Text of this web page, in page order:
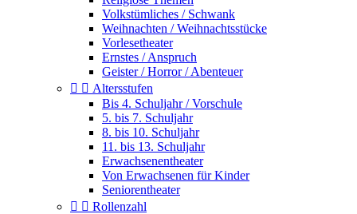
Volkstümliches / Schwank
Weihnachten / Weihnachtsstücke
Vorlesetheater
Ernstes / Anspruch
Geister / Horror / Abenteuer
  Altersstufen
Bis 4. Schuljahr / Vorschule
5. bis 7. Schuljahr
8. bis 10. Schuljahr
11. bis 13. Schuljahr
Erwachsenentheater
Von Erwachsenen für Kinder
Seniorentheater
  Rollenzahl